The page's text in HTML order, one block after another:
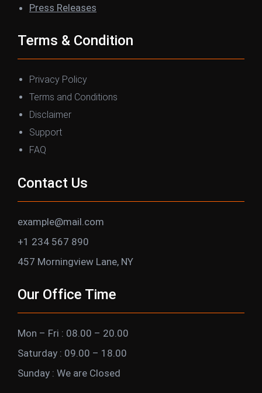
Press Releases
Terms & Condition
Privacy Policy
Terms and Conditions
Disclaimer
Support
FAQ
Contact Us
example@mail.com
+1 234 567 890
457 Morningview Lane, NY
Our Office Time
Mon – Fri : 08.00 – 20.00
Saturday : 09.00 – 18.00
Sunday : We are Closed